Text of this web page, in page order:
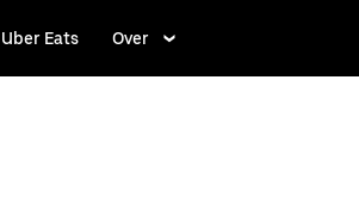
Uber Eats Over